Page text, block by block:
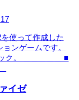
17
使って作成した
ンゲームです。
ク。 ＿＿＿＿＿ ■
イゼ